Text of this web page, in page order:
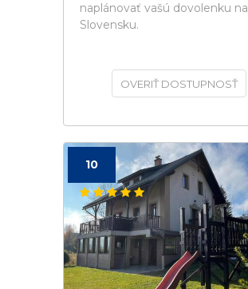
naplánovať vašú dovolenku na
Slovensku.
OVERIŤ DOSTUPNOSŤ
10